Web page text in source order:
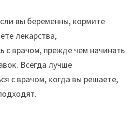
вы беременны, кормите
лекарства,
с врачом, прежде чем начинать
Всегда лучше
с врачом, когда вы решаете,